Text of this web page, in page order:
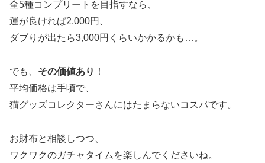
全5種コンプリートを目指すなら、
運が良ければ2,000円、
ダブりが出たら3,000円くらいかかるかも…。
でも、 その価値あり ！
平均価格は手頃で、
猫グッズコレクターさんにはたまらないコスパです。
お財布と相談しつつ、
ワクワクのガチャタイムを楽しんでくださいね。